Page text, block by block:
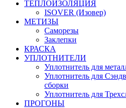
ТЕПЛОИЗОЛЯЦИЯ
ISOVER (Изовер)
МЕТИЗЫ
Саморезы
Заклепки
КРАСКА
УПЛОТНИТЕЛИ
Уплотнитель для
Уплотнитель для
сборки
Уплотнитель для
ПРОГОНЫ